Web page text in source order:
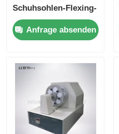
Schuhsohlen-Flexing-
Tester mit 3 oder 6
Stationen, 90° ± 2°
Biegewinkel und 125 -
Geschwindigkeit
Anfrage absenden